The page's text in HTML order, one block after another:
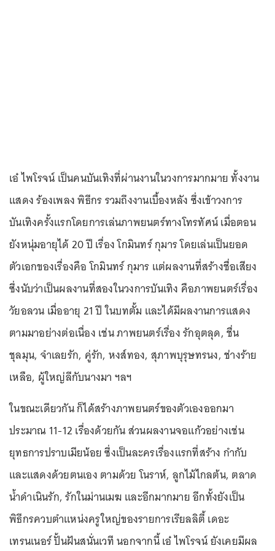
เอ๋ ไพโรจน์ เป็นคนบันเทิงที่ผ่านงานในวงการมากมาย ทั้งงาน
แสดง ร้องเพลง พิธีกร รวมถึงงานเบื้องหลัง ซึ่งเข้าวงการ
บันเทิงครั้งแรกโดยการเล่นภาพยนตร์ทางโทรทัศน์ เมื่อตอน
ยังหนุ่มอายุได้ 20 ปี เรื่อง โกมินทร์ กุมาร โดยเล่นเป็นยอด
ตัวเอกของเรื่องคือ โกมินทร์ กุมาร แต่ผลงานที่สร้างชื่อเสียง
ซึ่งนับว่าเป็นผลงานที่สองในวงการบันเทิง คือภาพยนตร์เรื่อง
วัยอลวน เมื่ออายุ 21 ปี ในบทตั้ม และได้มีผลงานการแสดง
ตามมาอย่างต่อเนื่อง เช่น ภาพยนตร์เรื่อง รักอุตลุด, ชื่น
ชุลมุน, จำเลยรัก, คู่รัก, หงส์ทอง, สุภาพบุรุษทรนง, ช่างร้าย
เหลือ, ผู้ใหญ่ลีกับนางมา ฯลฯ
ในขณะเดียวกัน ก็ได้สร้างภาพยนตร์ของตัวเองออกมา
ประมาณ 11-12 เรื่องด้วยกัน ส่วนผลงานจอแก้วอย่างเช่น
ยุทธการปราบเมียน้อย ซึ่งเป็นละครเรื่องแรกที่สร้าง กำกับ
และแสดงด้วยตนเอง ตามด้วย โนราห์, ลูกไม้ไกลต้น, ตลาด
น้ำดำเนินรัก, รักในม่านเมฆ และอีกมากมาย อีกทั้งยังเป็น
พิธีกรควบตำแหน่งครูใหญ่ของรายการเรียลลิตี้ เดอะ
เทรนเนอร์ ปั้นฝันสนั่นเวที นอกจากนี้ เอ๋ ไพโรจน์ ยังเคยมีผล